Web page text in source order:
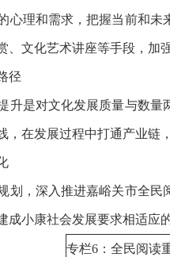
心理和需求，把握当前和
、文化艺术讲座等手段，加
径
升是对文化发展质量与数
，在发展过程中打通产业
划，深入推进嘉峪关市全
成小康社会发展要求相适
专栏6：全民阅读